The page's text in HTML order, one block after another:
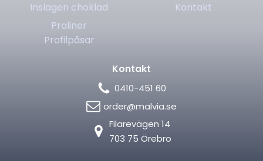
Inslagen choklad
Praliner
Profilpåsar
Kontakt
Kontakt
0410-451 60
order@malvia.se
Filarevägen 14
703 75 Örebro